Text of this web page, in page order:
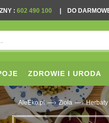
: 602 490 100 DO
ZDROWIE I URODA
AleEko.pl —› Zioła —› Herbaty